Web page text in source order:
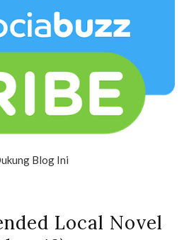
Blog Ini
Local Novel